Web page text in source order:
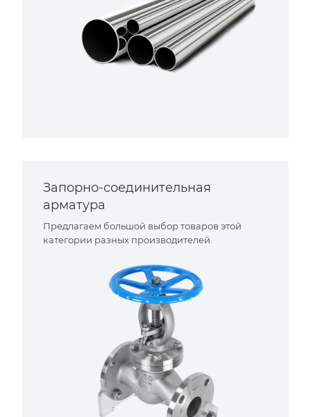
Запорно-соединительная
арматура
Предлагаем большой выбор товаров этой
категории разных производителей.